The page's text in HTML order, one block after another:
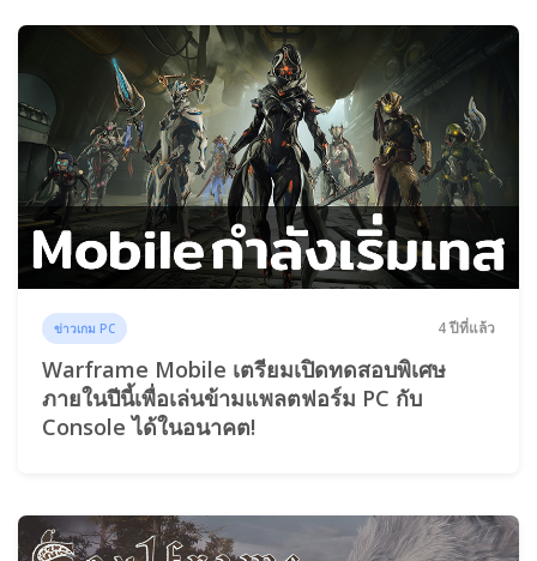
ข่าวเกม PC 4 ปีที่แล้ว
Warframe Mobile เตรียมเปิดทดสอบพิเศษ
ภายในปีนี้เพื่อเล่นข้ามแพลตฟอร์ม PC กับ
Console ได้ในอนาคต!